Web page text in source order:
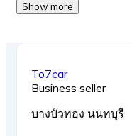
Show more
To7car
Business seller
บางบัวทอง นนทบุรี